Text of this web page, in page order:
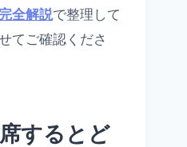
全解説で整理して
てご確認くださ
するとど